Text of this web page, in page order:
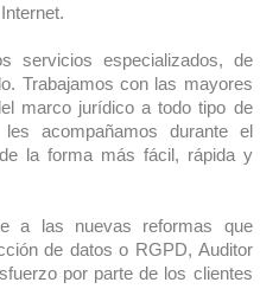
servicios especializados, de
Trabajamos con las mayores
marco jurídico a todo tipo de
acompañamos durante el
la forma más fácil, rápida y
a las nuevas reformas que
de datos o RGPD, Auditor
por parte de los clientes